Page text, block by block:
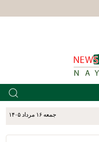
جمعه ۱۶ مرداد ۱۴۰۵